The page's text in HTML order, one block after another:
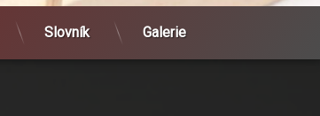
Slovník Galerie